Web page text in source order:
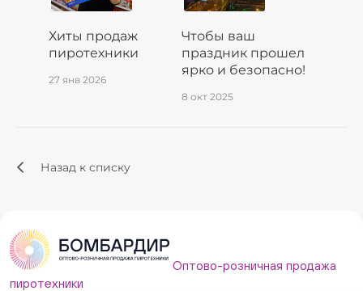
Хиты продаж
пиротехники
27 янв 2026
Чтобы ваш
праздник прошел
ярко и безопасно!
8 окт 2025
Назад к списку
Оптово-розничная продажа
пиротехники